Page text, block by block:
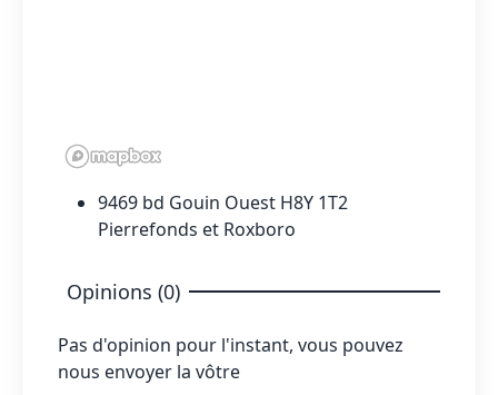
9469 bd Gouin Ouest H8Y 1T2
Pierrefonds et Roxboro
Opinions (0)
Pas d'opinion pour l'instant, vous pouvez
nous envoyer la vôtre